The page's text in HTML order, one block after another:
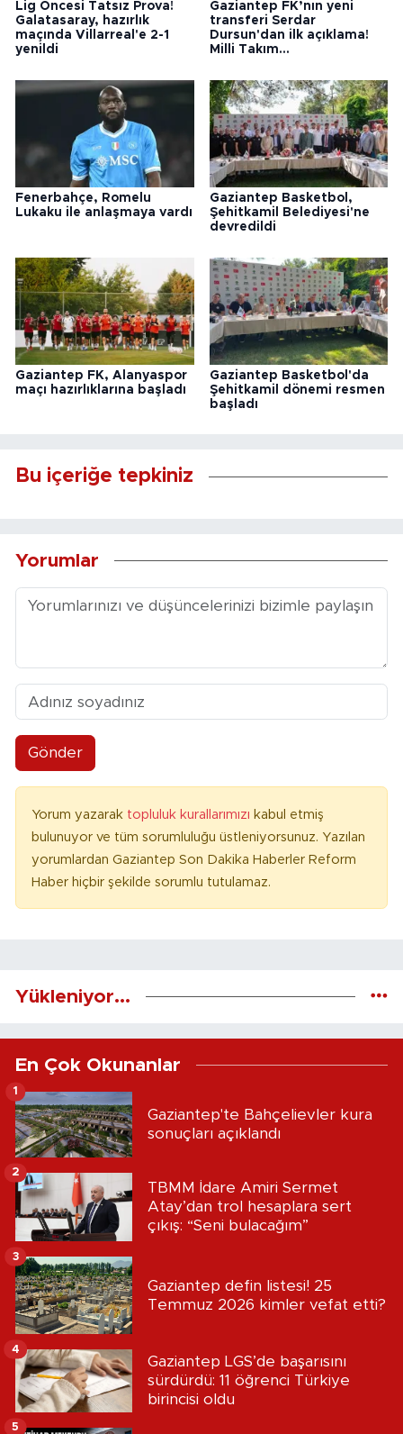
Lig Öncesi Tatsız Prova!
Galatasaray, hazırlık
maçında Villarreal'e 2-1
yenildi
Gaziantep FK’nın yeni
transferi Serdar
Dursun'dan ilk açıklama!
Milli Takım...
Fenerbahçe, Romelu
Lukaku ile anlaşmaya vardı
Gaziantep Basketbol,
Şehitkamil Belediyesi'ne
devredildi
Gaziantep FK, Alanyaspor
maçı hazırlıklarına başladı
Gaziantep Basketbol'da
Şehitkamil dönemi resmen
başladı
Bu içeriğe tepkiniz
Yorumlar
Gönder
Yorum yazarak topluluk kurallarımızı kabul etmiş
bulunuyor ve tüm sorumluluğu üstleniyorsunuz. Yazılan
yorumlardan Gaziantep Son Dakika Haberler Reform
Haber hiçbir şekilde sorumlu tutulamaz.
Yükleniyor...
En Çok Okunanlar
Gaziantep'te Bahçelievler kura
sonuçları açıklandı
1
TBMM İdare Amiri Sermet
Atay’dan trol hesaplara sert
çıkış: “Seni bulacağım”
2
Gaziantep defin listesi! 25
Temmuz 2026 kimler vefat etti?
3
Gaziantep LGS’de başarısını
sürdürdü: 11 öğrenci Türkiye
birincisi oldu
4
5